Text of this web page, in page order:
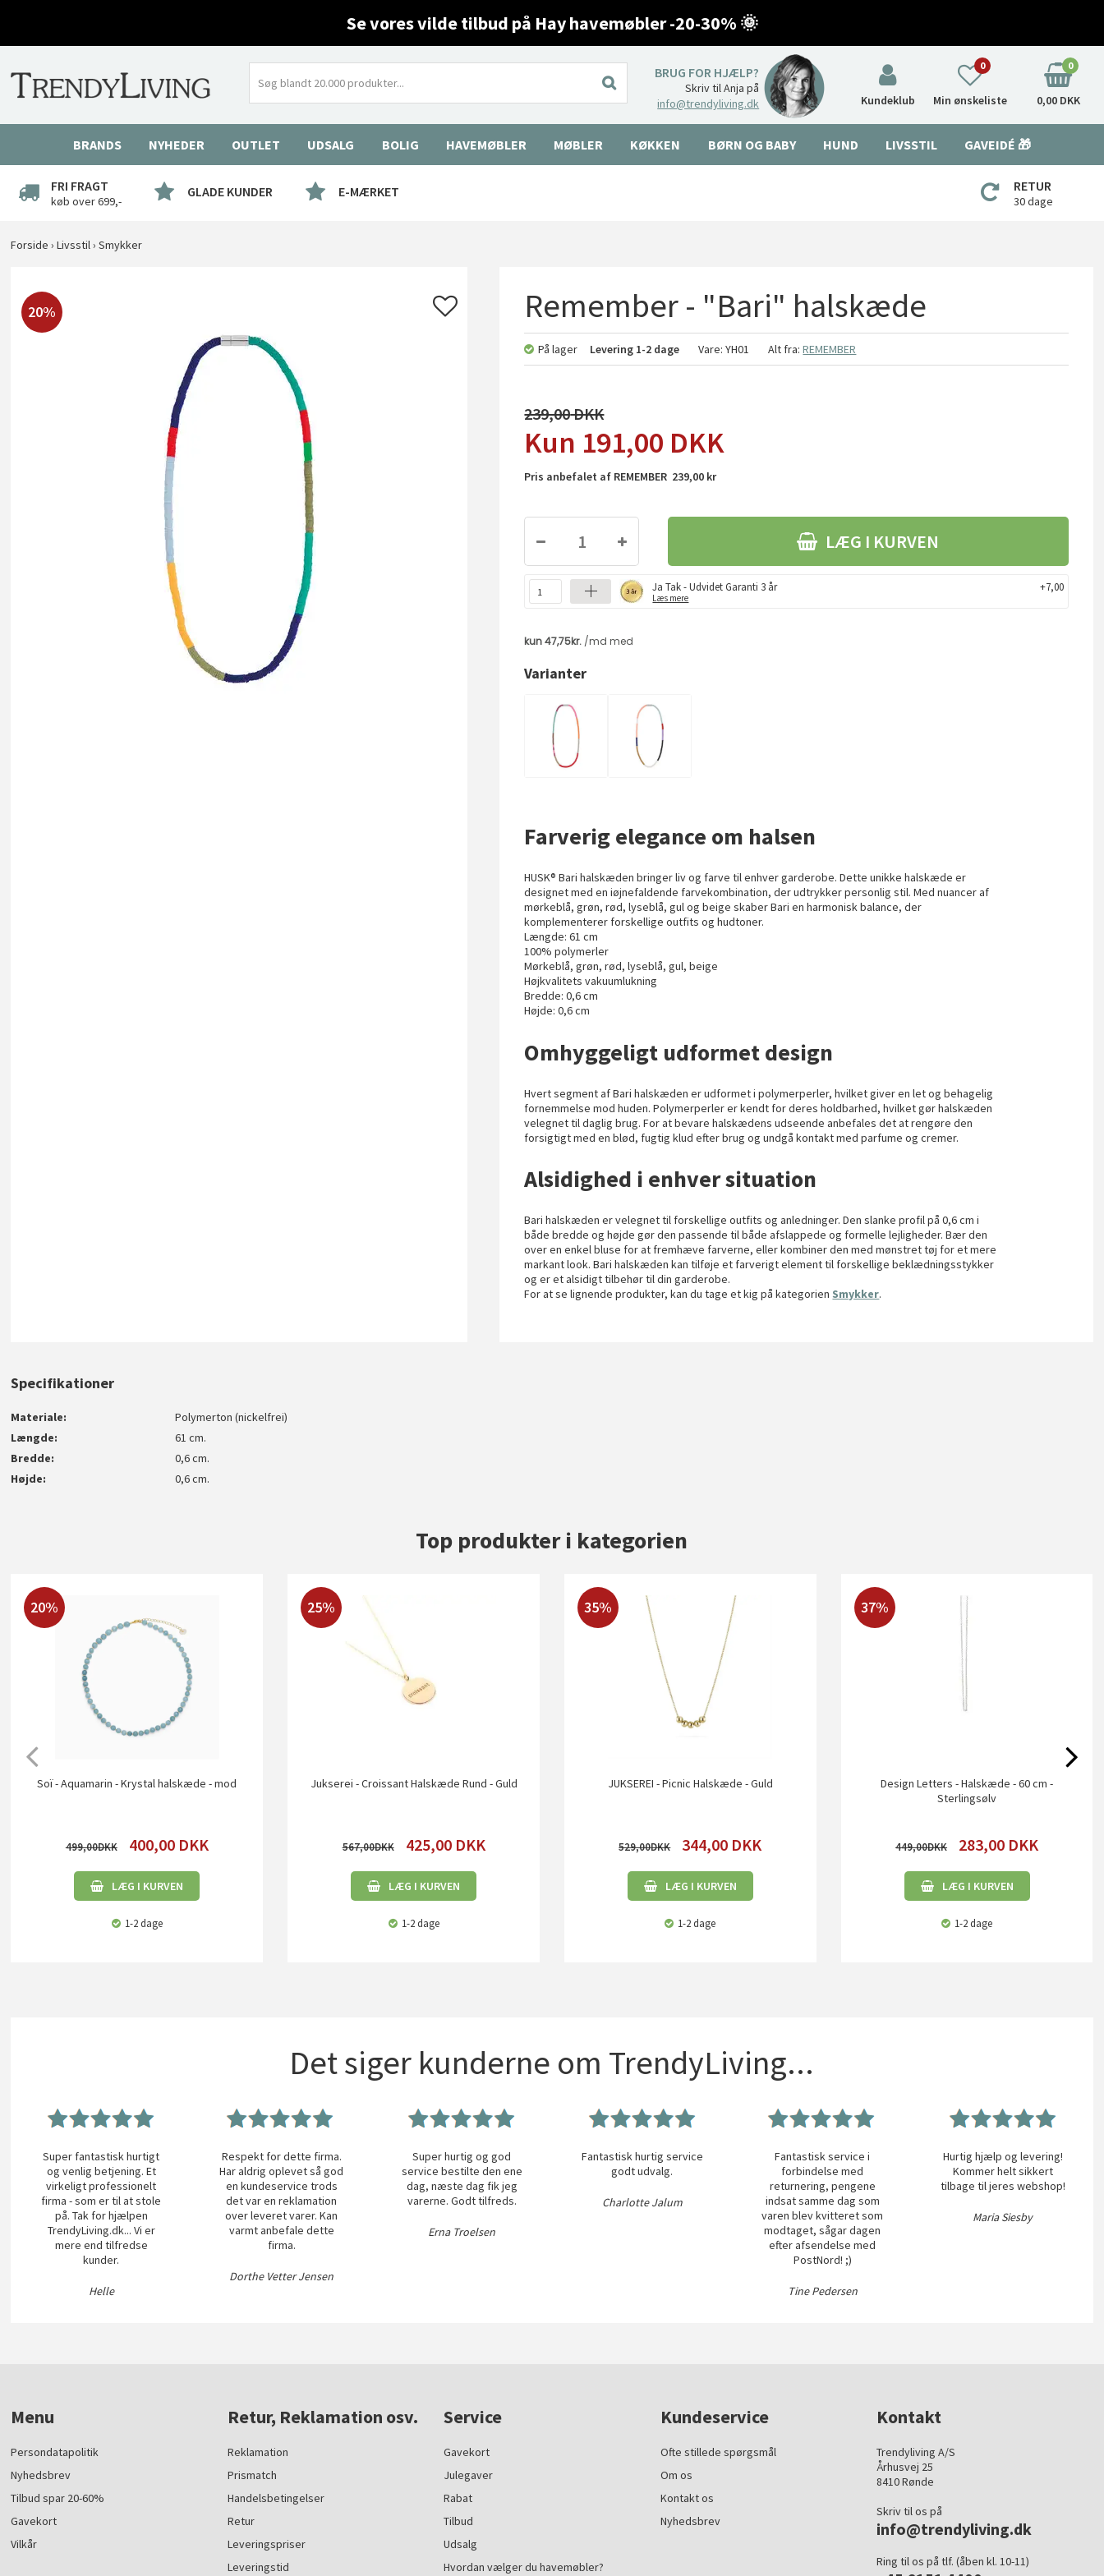
Se vores vilde tilbud på Hay havemøbler -20-30% 🌞
BRUG FOR HJÆLP?
Skriv til Anja på
info@trendyliving.dk
Kundeklub Min ønskeliste
0 0
0,00 DKK
BRANDS NYHEDER OUTLET UDSALG BOLIG HAVEMØBLER MØBLER KØKKEN BØRN OG BABY HUND LIVSSTIL GAVEIDÉ 🎁
FRI FRAGT
køb over 699,-
GLADE KUNDER E-MÆRKET RETUR
30 dage
Forside ›Livsstil›Smykker
20% Remember - "Bari" halskæde
På lager Levering 1-2 dage Vare:YH01 Alt fra:REMEMBER
239,00
191,00 DKK
Pris anbefalet af REMEMBER 239,00 kr
LÆG I KURVEN
Ja Tak - Udvidet Garanti 3 år
Læs mere
+7,00
Varianter
Farverig elegance om halsen
HUSK® Bari halskæden bringer liv og farve til enhver garderobe. Dette unikke halskæde er
designet med en iøjnefaldende farvekombination, der udtrykker personlig stil. Med nuancer af
mørkeblå, grøn, rød, lyseblå, gul og beige skaber Bari en harmonisk balance, der
komplementerer forskellige outfits og hudtoner.
Længde: 61 cm
100% polymerler
Mørkeblå, grøn, rød, lyseblå, gul, beige
Højkvalitets vakuumlukning
Bredde: 0,6 cm
Højde: 0,6 cm
Omhyggeligt udformet design
Hvert segment af Bari halskæden er udformet i polymerperler, hvilket giver en let og behagelig
fornemmelse mod huden. Polymerperler er kendt for deres holdbarhed, hvilket gør halskæden
velegnet til daglig brug. For at bevare halskædens udseende anbefales det at rengøre den
forsigtigt med en blød, fugtig klud efter brug og undgå kontakt med parfume og cremer.
Alsidighed i enhver situation
Bari halskæden er velegnet til forskellige outfits og anledninger. Den slanke profil på 0,6 cm i
både bredde og højde gør den passende til både afslappede og formelle lejligheder. Bær den
over en enkel bluse for at fremhæve farverne, eller kombiner den med mønstret tøj for et mere
markant look. Bari halskæden kan tilføje et farverigt element til forskellige beklædningsstykker
og er et alsidigt tilbehør til din garderobe.
For at se lignende produkter, kan du tage et kig på kategorien Smykker.
Specifikationer
Materiale
Polymerton (nickelfrei)
Længde
61 cm.
Bredde
0,6 cm.
Højde
0,6 cm.
Top produkter i kategorien
20%
Soï - Aquamarin - Krystal halskæde - mod
499,00 400,00 DKK
LÆG I KURVEN
1-2 dage
25%
Jukserei - Croissant Halskæde Rund - Guld
567,00 425,00 DKK
LÆG I KURVEN
1-2 dage
35%
JUKSEREI - Picnic Halskæde - Guld
529,00 344,00 DKK
LÆG I KURVEN
1-2 dage
37%
Design Letters - Halskæde - 60 cm -
Sterlingsølv
449,00 283,00 DKK
LÆG I KURVEN
1-2 dage
Det siger kunderne om TrendyLiving...
Super fantastisk hurtigt
og venlig betjening. Et
virkeligt professionelt
firma - som er til at stole
på. Tak for hjælpen
TrendyLiving.dk... Vi er
mere end tilfredse
kunder.
Helle
Respekt for dette firma.
Har aldrig oplevet så god
en kundeservice trods
det var en reklamation
over leveret varer. Kan
varmt anbefale dette
firma.
Dorthe Vetter Jensen
Super hurtig og god
service bestilte den ene
dag, næste dag fik jeg
varerne. Godt tilfreds.
Erna Troelsen
Fantastisk hurtig service
godt udvalg.
Charlotte Jalum
Fantastisk service i
forbindelse med
returnering, pengene
indsat samme dag som
varen blev kvitteret som
modtaget, sågar dagen
efter afsendelse med
PostNord! ;)
Tine Pedersen
Hurtig hjælp og levering!
Kommer helt sikkert
tilbage til jeres webshop!
Maria Siesby
Menu
Persondatapolitik
Nyhedsbrev
Tilbud spar 20-60%
Gavekort
Vilkår
Retur, Reklamation osv.
Reklamation
Prismatch
Handelsbetingelser
Retur
Leveringspriser
Leveringstid
Service
Gavekort
Julegaver
Rabat
Tilbud
Udsalg
Hvordan vælger du havemøbler?
Kundeservice
Ofte stillede spørgsmål
Om os
Kontakt os
Nyhedsbrev
Kontakt
Trendyliving A/S
Århusvej 25
8410 Rønde
Skriv til os på
info@trendyliving.dk
Ring til os på tlf. (åben kl. 10-11)